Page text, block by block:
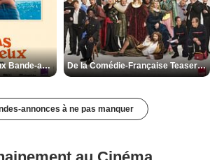
Les Matins merveilleux Bande-annonce VF De la Comédie-Française Teaser VF
annonces à ne pas manquer